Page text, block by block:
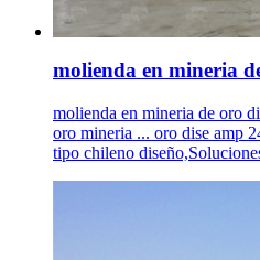
molienda en mineria
molienda en mineria de oro
oro mineria ... oro dise amp
tipo chileno